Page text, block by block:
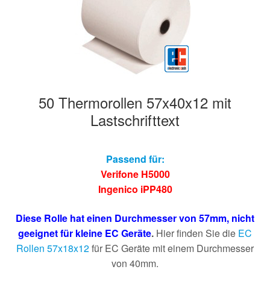
50 Thermorollen 57x40x12 mit
Lastschrifttext
Passend für:
Verifone H5000
Ingenico iPP480
Diese Rolle hat einen Durchmesser von 57mm, nicht
geeignet für kleine EC Geräte. Hier finden Sie die EC
Rollen 57x18x12für EC Geräte mit einem Durchmesser
von 40mm.